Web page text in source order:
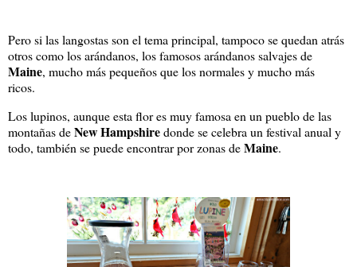
Pero si las langostas son el tema principal, tampoco se quedan atrás
otros como los arándanos, los famosos arándanos salvajes de
Maine, mucho más pequeños que los normales y mucho más
ricos.
Los lupinos, aunque esta flor es muy famosa en un pueblo de las
montañas deNew Hampshiredonde se celebra un festival anual y
todo, también se puede encontrar por zonas deMaine.